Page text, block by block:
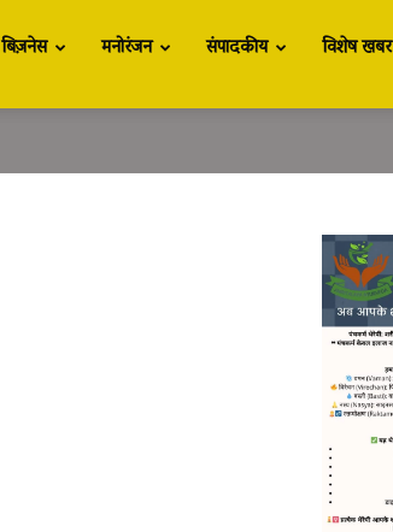
बिज़नेस मनोरंजन संपादकीय विशेष खबर